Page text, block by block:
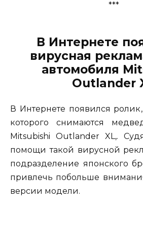
***
В Интернете
вирусная
автомобиля
Outlander
В Интернете появился
которого снимаются
Mitsubishi Outlander XL,.
помощи такой вирусной
подразделение японского
привлечь побольше
версии модели.